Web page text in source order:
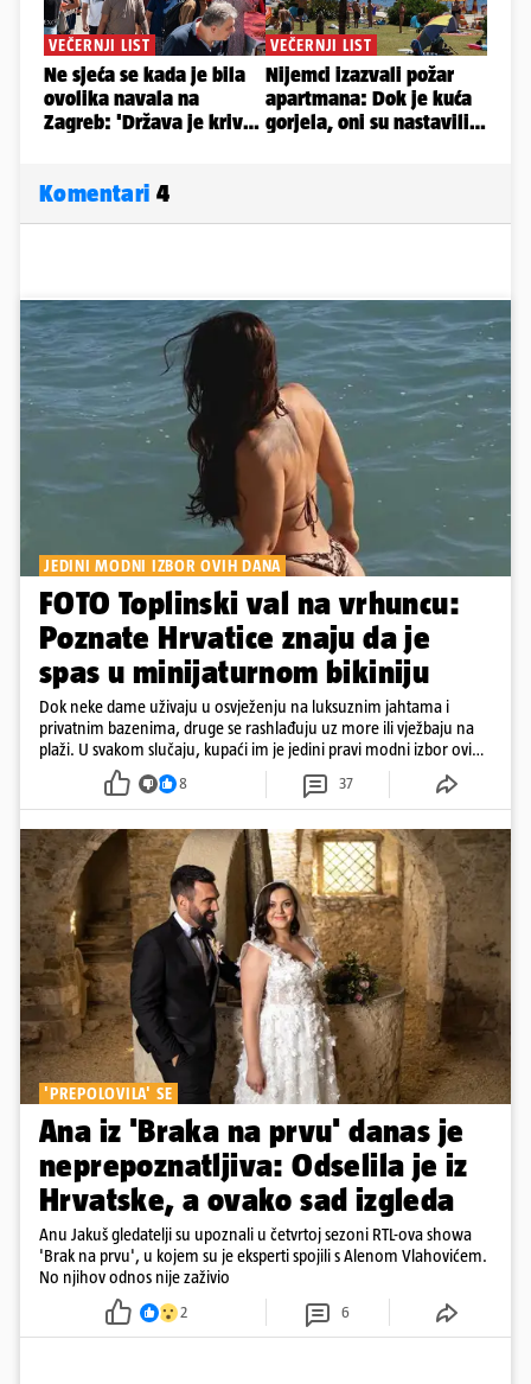
Komentari 4
JEDINI MODNI IZBOR OVIH DANA
FOTO Toplinski val na vrhuncu:
Poznate Hrvatice znaju da je
spas u minijaturnom bikiniju
Dok neke dame uživaju u osvježenju na luksuznim jahtama i
privatnim bazenima, druge se rashlađuju uz more ili vježbaju na
plaži. U svakom slučaju, kupaći im je jedini pravi modni izbor ovih
8 37
'PREPOLOVILA' SE
Ana iz 'Braka na prvu' danas je
neprepoznatljiva: Odselila je iz
Hrvatske, a ovako sad izgleda
Anu Jakuš gledatelji su upoznali u četvrtoj sezoni RTL-ova showa
'Brak na prvu', u kojem su je eksperti spojili s Alenom Vlahovićem.
No njihov odnos nije zaživio
2 6